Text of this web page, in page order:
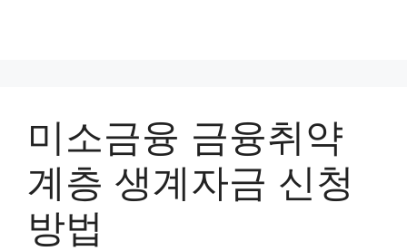
미소금융 금융취약
계층 생계자금 신청
방법